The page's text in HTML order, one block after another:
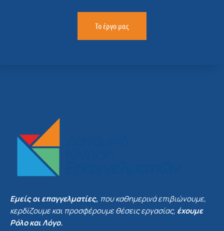
Το έργο μας
Εμείς οι επαγγελματίες, που καθημερινά επιβιώνουμε,
κερδίζουμε και προσφέρουμε θέσεις εργασίας, έχουμε
Ρόλο και Λόγο.